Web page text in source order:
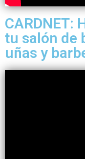
CARDNET:
tu salón de
uñas y